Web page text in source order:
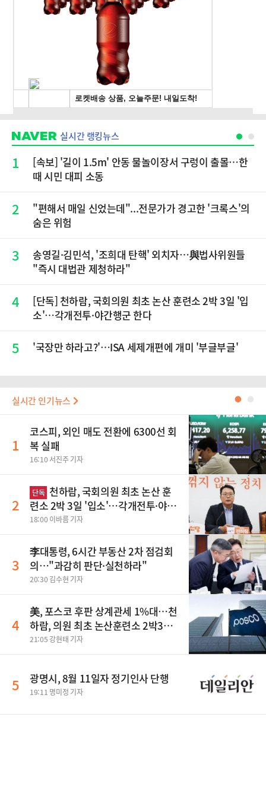
실시간 랭킹뉴스
1
[속보] '길이 1.5m' 안동 물놀이장서 구렁이 출몰…한
때 시민 대피 소동
2
"편해서 매일 신었는데"...전문가가 경고한 '크록스'의
숨은 위험
3
송영길·김민석, '조희대 탄핵' 외치자…與법사위원들
"즉시 대법관 제청하라"
4
[단독] 천하람, 국회의원 최초 논산 훈련소 2박 3일 '입
소'…각개전투·야간행군 한다
5 '국장만 하라고?'…ISA 세제개편에 개미 '부글부글'
실시간 인기뉴스 ●
1
코스피, 외인 매도 전환에 6300선 회
복 실패
16:10 서진주 기자
2
단독 천하람, 국회의원 최초 논산 훈
련소 2박 3일 '입소'…각개전투·야간
행군 한다
18:00 이바름 기자
3
李대통령, 6시간 부동산 2차 점검회
의…"과감히 판단·실천하라"
20:30 김수현 기자
4
美, 포스코 후판 상계관세 1%대…천
하람, 의원 최초 논산훈련소 2박3일
'입소'
21:05 강현태 기자
5 광명시, 8월 11일자 정기인사 단행
19:11 명미정 기자